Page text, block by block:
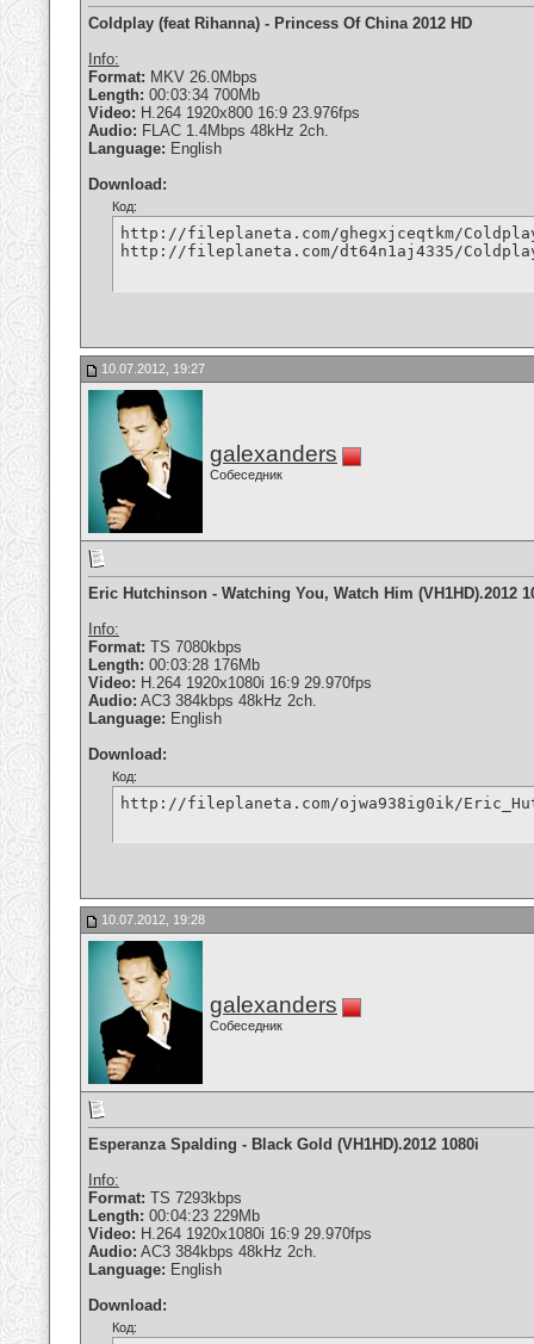
Coldplay (feat Rihanna) - Princess Of China 2012 HD
Info:
Format: MKV 26.0Mbps
Length: 00:03:34 700Mb
Video: H.264 1920x800 16:9 23.976fps
Audio: FLAC 1.4Mbps 48kHz 2ch.
Language: English
Download:
Код:
http://fileplaneta.com/ghegxjceqtkm/
http://fileplaneta.com/dt64n1aj4335/
10.07.2012, 19:27
galexanders
Собеседник
Eric Hutchinson - Watching You, Watch Him (VH1HD).2012
Info:
Format: TS 7080kbps
Length: 00:03:28 176Mb
Video: H.264 1920x1080i 16:9 29.970fps
Audio: AC3 384kbps 48kHz 2ch.
Language: English
Download:
Код:
http://fileplaneta.com/ojwa938ig0ik/
10.07.2012, 19:28
galexanders
Собеседник
Esperanza Spalding - Black Gold (VH1HD).2012 1080i
Info:
Format: TS 7293kbps
Length: 00:04:23 229Mb
Video: H.264 1920x1080i 16:9 29.970fps
Audio: AC3 384kbps 48kHz 2ch.
Language: English
Download:
Код: